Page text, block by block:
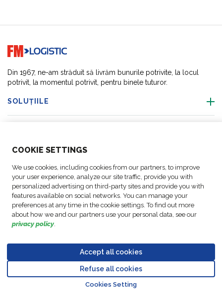
COOKIE SETTINGS
We use cookies, including cookies from our partners, to improve
your user experience, analyze our site traffic, provide you with
personalized advertising on third-party sites and provide you with
features available on social networks. You can manage your
preferences at any time in the cookie settings. To find out more
about how we and our partners use your personal data, see our
privacy policy.
Accept all cookies
Refuse all cookies
Cookies Setting
Go to home page
Din 1967, ne-am străduit să livrăm bunurile potrivite, la locul
potrivit, la momentul potrivit, pentru binele tuturor.
SOLUȚIILE
ACTIVITĂȚI
URMAȚI-NE
Logistic, 2026 cookie legale protecția datelor conduită